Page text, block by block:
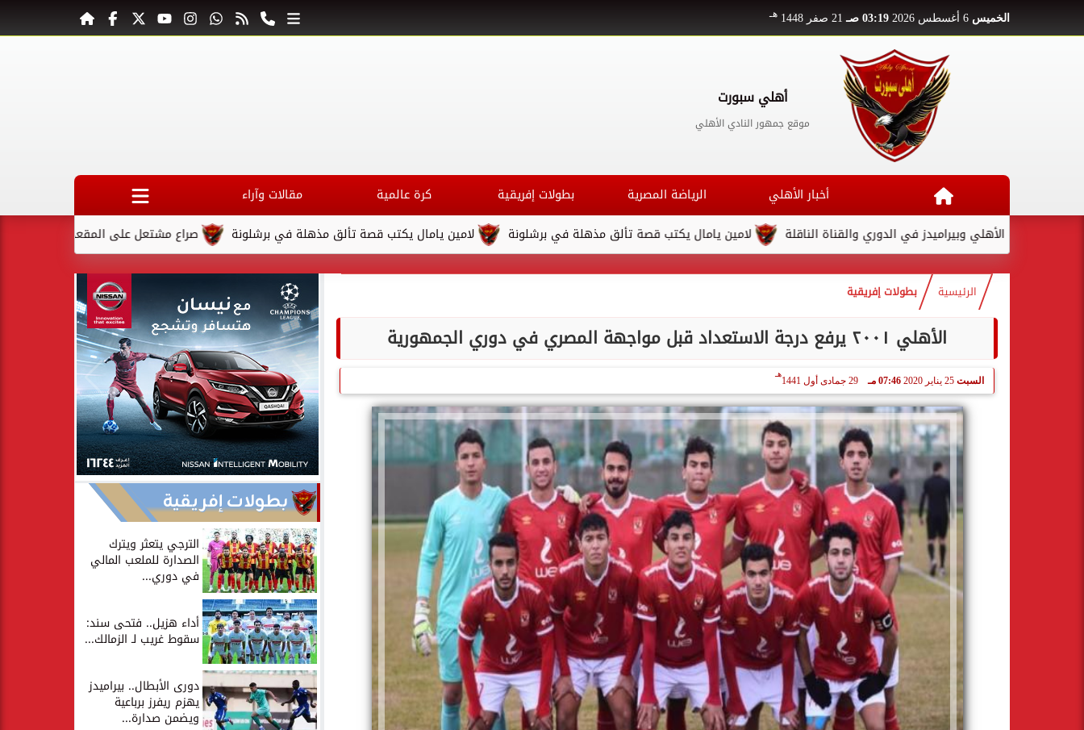
الخميس 03:19 صـ 21 صفر 1448 هـ
أهلي سبورت
موقع جمهور النادي الأهلي
أخبار الأهلي الرياضة المصرية بطولات إفريقية كرة عالمية
مقالات وآراء
صراع مشتعل على المقعد الأخير في كأس
لامين يامال يكتب قصة تألق مذهلة في برشلونة لامين يامال يكتب قصة تألق مذهلة في برشلونة الأهلي وبيراميدز في الدوري والقناة الناقلة
الرئيسية بطولات إفريقية
الأهلي ٢٠٠١ يرفع درجة الاستعداد قبل مواجهة المصري في دوري الجمهورية
السبت 25 يناير 2020 07:46 مـ 29 جمادى أول 1441
هـ
بطولات إفريقية
الترجي يتعثر ويترك
الصدارة للملعب المالي
في دوري...
أداء هزيل.. فتحى سند:
سقوط غريب لـ الزمالك...
دورى الأبطال.. بيراميدز
يهزم ريفرز برباعية
ويضمن صدارة...